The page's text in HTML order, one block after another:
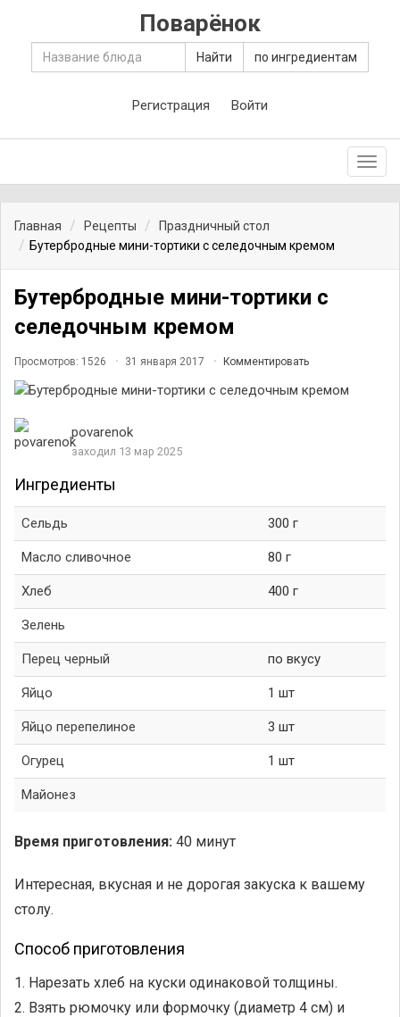
Поварёнок
Найти по ингредиентам
Регистрация Войти
Главная Рецепты
Праздничный стол
Бутербродные мини-тортики с селедочным кремом
Бутербродные мини-тортики с
селедочным кремом
Просмотров: 1526 31 января 2017 Комментировать
povarenok
заходил 13 мар 2025
Ингредиенты
Сельдь 300 г
Масло сливочное 80 г
Хлеб 400 г
Зелень
Перец черный по вкусу
Яйцо 1 шт
Яйцо перепелиное 3 шт
Огурец 1 шт
Майонез
Время приготовления: 40 минут
Интересная, вкусная и не дорогая закуска к вашему
столу.
Способ приготовления
1. Нарезать хлеб на куски одинаковой толщины.
2. Взять рюмочку или формочку (диаметр 4 см) и